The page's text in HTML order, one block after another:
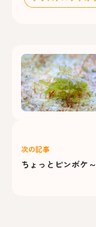
次の記事
ちょっとピンボケ～